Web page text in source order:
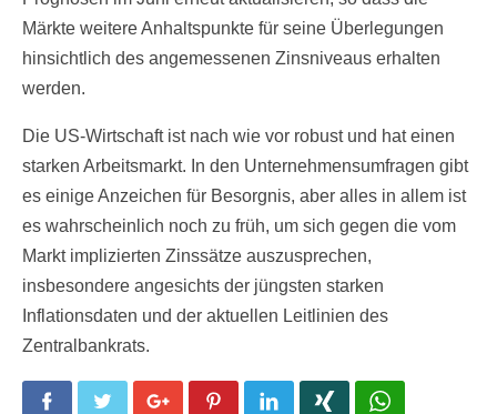
Märkte weitere Anhaltspunkte für seine Überlegungen
hinsichtlich des angemessenen Zinsniveaus erhalten
werden.
Die US-Wirtschaft ist nach wie vor robust und hat einen
starken Arbeitsmarkt. In den Unternehmensumfragen gibt
es einige Anzeichen für Besorgnis, aber alles in allem ist
es wahrscheinlich noch zu früh, um sich gegen die vom
Markt implizierten Zinssätze auszusprechen,
insbesondere angesichts der jüngsten starken
Inflationsdaten und der aktuellen Leitlinien des
Zentralbankrats.
Facebook Twitter Google+ Pinterest LinkedIn